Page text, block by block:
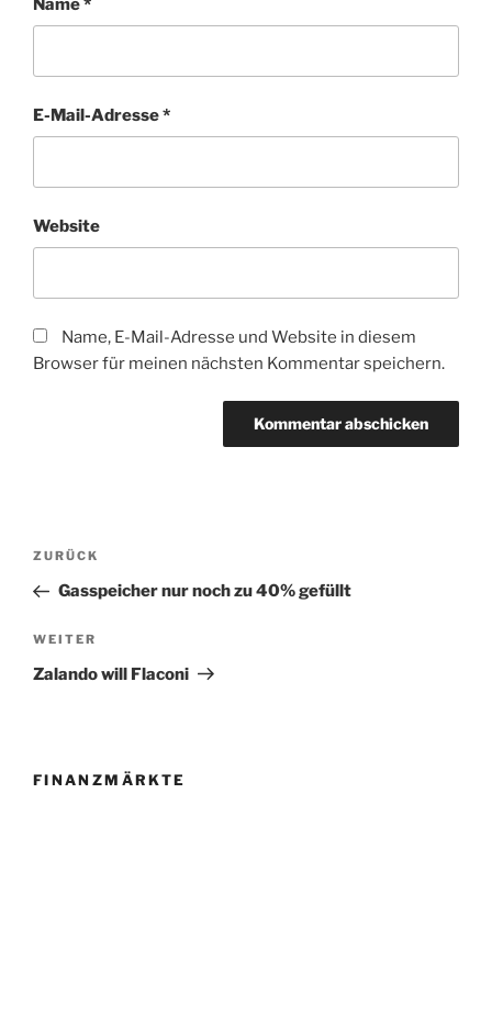
Name*
E-Mail-Adresse*
Website
Name, E-Mail-Adresse und Website in diesem
Browser für meinen nächsten Kommentar speichern.
Beitragsnavigation
Vorheriger
Beitrag
ZURÜCK
Gasspeicher nur noch zu 40% gefüllt
Nächster
Beitrag
WEITER
Zalando will Flaconi
FINANZMÄRKTE